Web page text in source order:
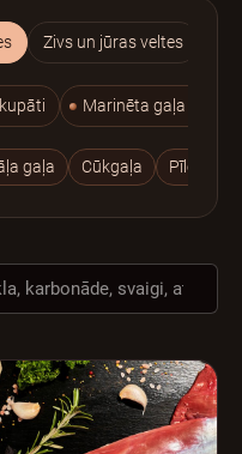
Zivs un jūras veltes
Marinēta gaļa /
gaļa Cūkgaļa Pīles gaļa